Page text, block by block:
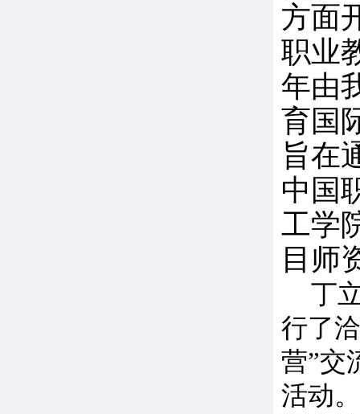
方面
职业
年由
育国
旨在
中国
工学
目师
丁
行了
营”交
活动